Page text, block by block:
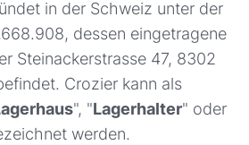
in der Schweiz unter der
dessen eingetragene
Steinackerstrasse 47, 8302
Crozier kann als
", "Lagerhalter" oder
werden.